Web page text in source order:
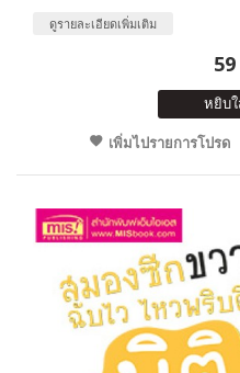
ดูรายละเอียดเพิ่มเติม
หยิบ
เพิ่มไปรายการโปรด